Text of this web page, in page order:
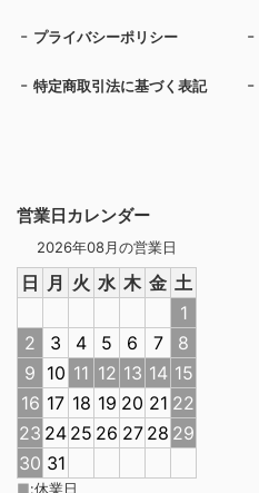
営業日カレンダー
2026年08月の営業日
日 月 火 水 木 金 土
1
2
3 4 5 6 7
8
9 10 11 12 13 14 15
16 17 18 19 20 21 22
23 24 25 26 27 28 29
30 31
■:休業日
プライバシーポリシー
特定商取引法に基づく表記